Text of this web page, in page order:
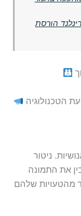
הורסת
הטכנולוגיה
ניטור
את התמונה
מהטעויות שלהם